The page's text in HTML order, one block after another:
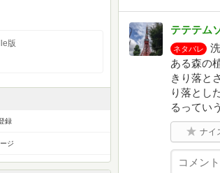
版
録
ジ
テテテム
ネタバレ
ある森の
きり落と
り落とし
るってい
ナイ